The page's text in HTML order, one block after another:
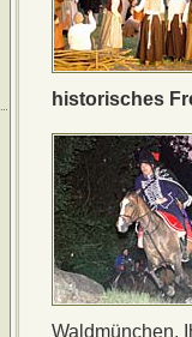
historisches
Waldmünchen.